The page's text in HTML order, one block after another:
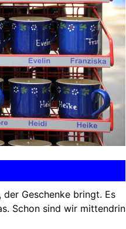
Geschenke bringt. Es
Schon sind wir mittendrin